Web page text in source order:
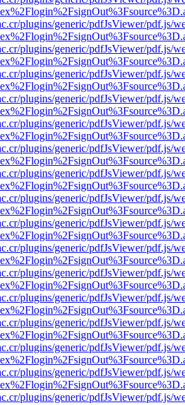
plugins/generic/pdfJsViewer/pdf.js/
plugins/generic/pdfJsViewer/pdf.js/
plugins/generic/pdfJsViewer/pdf.js/
plugins/generic/pdfJsViewer/pdf.js/
plugins/generic/pdfJsViewer/pdf.js/
plugins/generic/pdfJsViewer/pdf.js/
plugins/generic/pdfJsViewer/pdf.js/
plugins/generic/pdfJsViewer/pdf.js/
plugins/generic/pdfJsViewer/pdf.js/
plugins/generic/pdfJsViewer/pdf.js/
plugins/generic/pdfJsViewer/pdf.js/
plugins/generic/pdfJsViewer/pdf.js/
plugins/generic/pdfJsViewer/pdf.js/
plugins/generic/pdfJsViewer/pdf.js/
plugins/generic/pdfJsViewer/pdf.js/
plugins/generic/pdfJsViewer/pdf.js/